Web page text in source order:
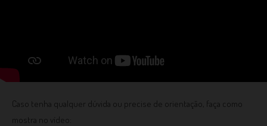
Caso tenha qualquer dúvida ou precise de orientação, faça como
mostra no vídeo: